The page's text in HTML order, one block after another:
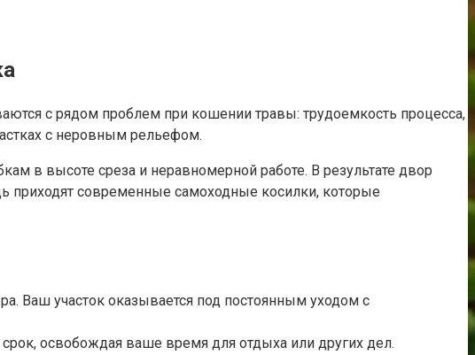
с рядом проблем при кошении травы: трудоемкость процесса,
с неровным рельефом.
в высоте среза и неравномерной работе. В результате двор
приходят современные самоходные косилки, которые
Ваш участок оказывается под постоянным уходом с
освобождая ваше время для отдыха или других дел.